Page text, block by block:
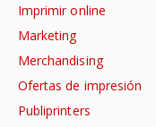
Imprimir online
Marketing
Merchandising
Ofertas de impresión
Publiprinters